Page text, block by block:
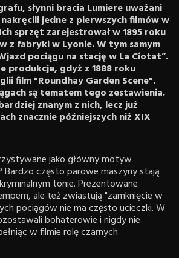
słynni bracia Lumiere uważani
jedne z pierwszych filmów w
sprzęt zarejestrował w 1895 roku
z fabryki w Lyonie. W tym samym
pociągu na stację w La Ciotat”.
produkcje, gdyż z 1888 roku
film "Roundhay Garden Scene".
są tematem tego zestawienia.
znanym z nich, lecz już
znacznie późniejszych niż XIX
jako główny motyw
Bardzo często parowe maszyny stają
tonie. Prezentowane
ale też zwiastują "zamknięcie w
pociągów nie ma często ucieczki. W
bohaterowie i nigdy nie
w filmie rolę czarnych